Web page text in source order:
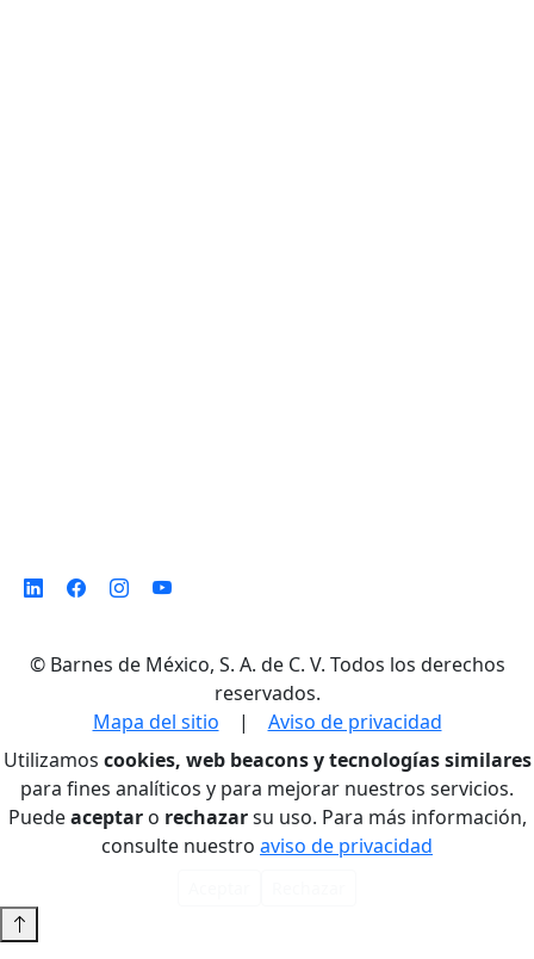
© Barnes de México, S. A. de C. V. Todos los derechos
reservados.
Mapa del sitio | Aviso de privacidad
Utilizamos cookies, web beacons y tecnologías similares
para fines analíticos y para mejorar nuestros servicios.
Puedeaceptaro rechazarsu uso. Para más información,
consulte nuestro aviso de privacidad